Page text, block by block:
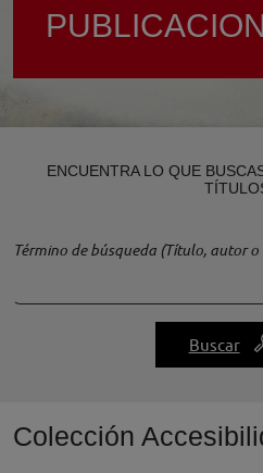
ENCUENTRA LO QUE
Término de búsqueda (Título, autor o
Colección